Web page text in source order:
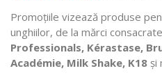
Promoțiile vizează produse
unghiilor, de la mărci
Professionals, Kérastase,
Académie, Milk Shake, K18 și